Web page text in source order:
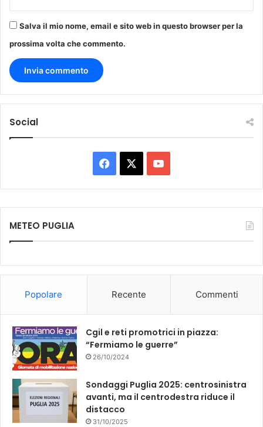
Salva il mio nome, email e sito web in questo browser per la
prossima volta che commento.
Social
Facebook You
Tube
METEO PUGLIA
Popolare Recente Commenti
Cgil e reti promotrici in piazza:
“Fermiamo le guerre”
26/10/2024
Sondaggi Puglia 2025: centrosinistra
avanti, ma il centrodestra riduce il
distacco
31/10/2025